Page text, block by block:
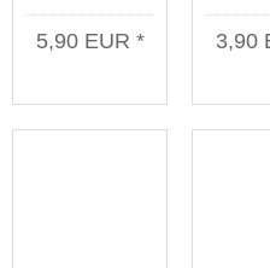
Deutsche
Jungs
Transparent
5,90 EUR * 3,90